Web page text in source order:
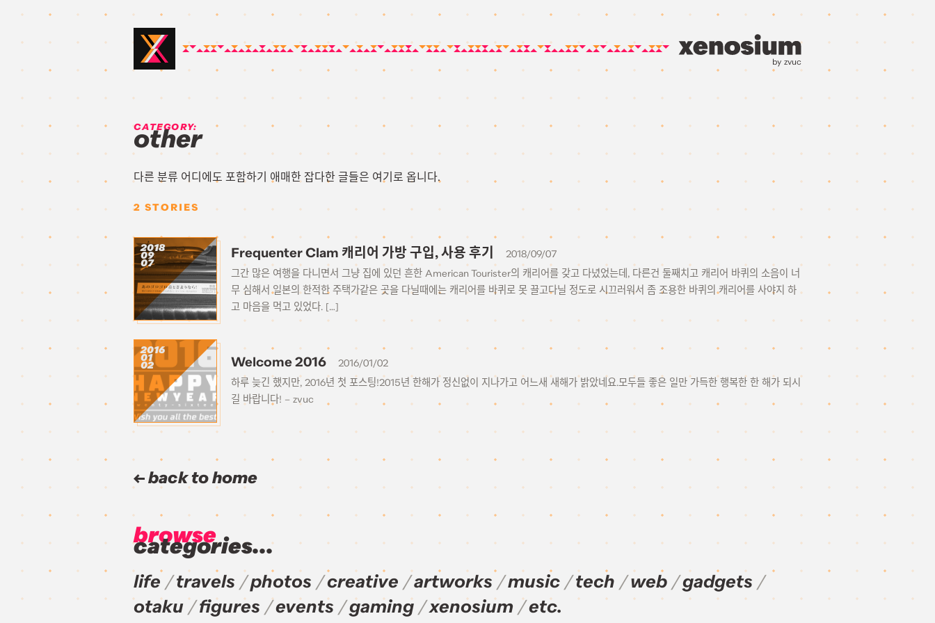
by zvuc
CATEGORY:
other
다른 분류 어디에도 포함하기 애매한 잡다한 글들은 여기로 옵니다.
2 STORIES
2018
09
07
Frequenter Clam 캐리어 가방 구입, 사용 후기
2018/09/07
그간 많은 여행을 다니면서 그냥 집에 있던 흔한 American Tourister의 캐리어를 갖고 다녔었는데, 다른건 둘째치고 캐리어 바퀴의 소음이 너
무 심해서 일본의 한적한 주택가같은 곳을 다닐때에는 캐리어를 바퀴로 못 끌고다닐 정도로 시끄러워서 좀 조용한 바퀴의 캐리어를 사야지 하
고 마음을 먹고 있었다. […]
2016
01
02 Welcome 2016
2016/01/02
하루 늦긴 했지만, 2016년 첫 포스팅!2015년 한해가 정신없이 지나가고 어느새 새해가 밝았네요.모두들 좋은 일만 가득한 행복한 한 해가 되시
길 바랍니다! – zvuc
back to home
browse
categories...
life travels photos creative artworks music tech web
gadgets
otaku
figures events gaming xenosium etc.